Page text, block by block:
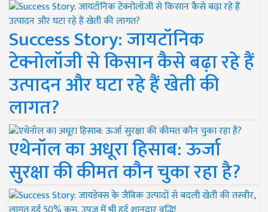
Success Story: जायटॉनिक
टेक्नोलॉजी से किसान कैसे बढ़ा रहे हैं
उत्पादन और घटा रहे हैं खेती की
लागत?
एथेनॉल का अधूरा हिसाब: ऊर्जा
सुरक्षा की कीमत कौन चुका रहा है?